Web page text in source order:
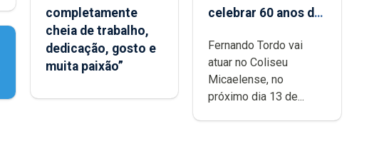
completamente
cheia de trabalho,
dedicação, gosto e
muita paixão”
celebrar 60 anos de
Micaelense
Fernando Tordo vai
atuar no Coliseu
Micaelense, no
próximo dia 13 de...